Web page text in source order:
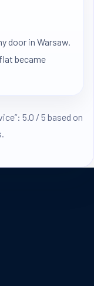
door in Warsaw.
became
5.0 / 5 based on